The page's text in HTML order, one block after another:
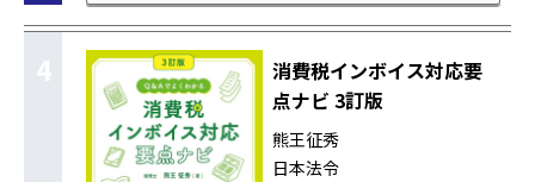
4
消費税インボイス対応要
点ナビ 3訂版
熊王征秀
日本法令